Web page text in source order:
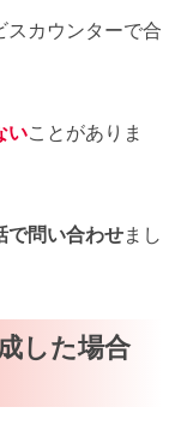
スカウンターで合
いことがありま
で問い合わせまし
した場合